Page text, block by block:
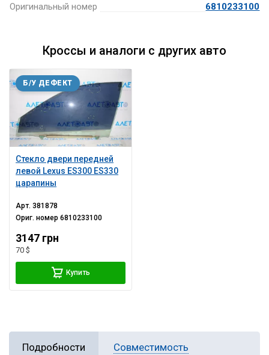
Оригинальный номер
6810233100
Кроссы и аналоги с других авто
Стекло двери передней
левой Lexus ES300 ES330
царапины
Б/У ДЕФЕКТ
Арт.381878
Ориг. номер6810233100
3147 грн
70 $
Купить
Подробности Совместимость